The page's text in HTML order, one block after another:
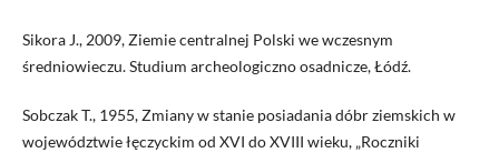
Sikora J., 2009, Ziemie centralnej Polski we wczesnym
średniowieczu. Studium archeologiczno osadnicze, Łódź.
Sobczak T., 1955, Zmiany w stanie posiadania dóbr ziemskich w
województwie łęczyckim od XVI do XVIII wieku, „Roczniki